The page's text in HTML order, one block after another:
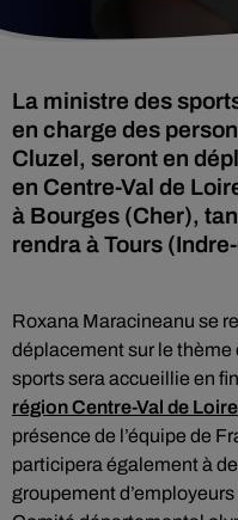
La ministre des
en charge des
Cluzel, seront en
en Centre-Val de
à Bourges (Cher),
rendra à Tours
Roxana Maracineanu se
déplacement sur le thème
sports sera accueillie en
région Centre-Val de Loire
présence de l’équipe de
participera également à
groupement d’employeurs